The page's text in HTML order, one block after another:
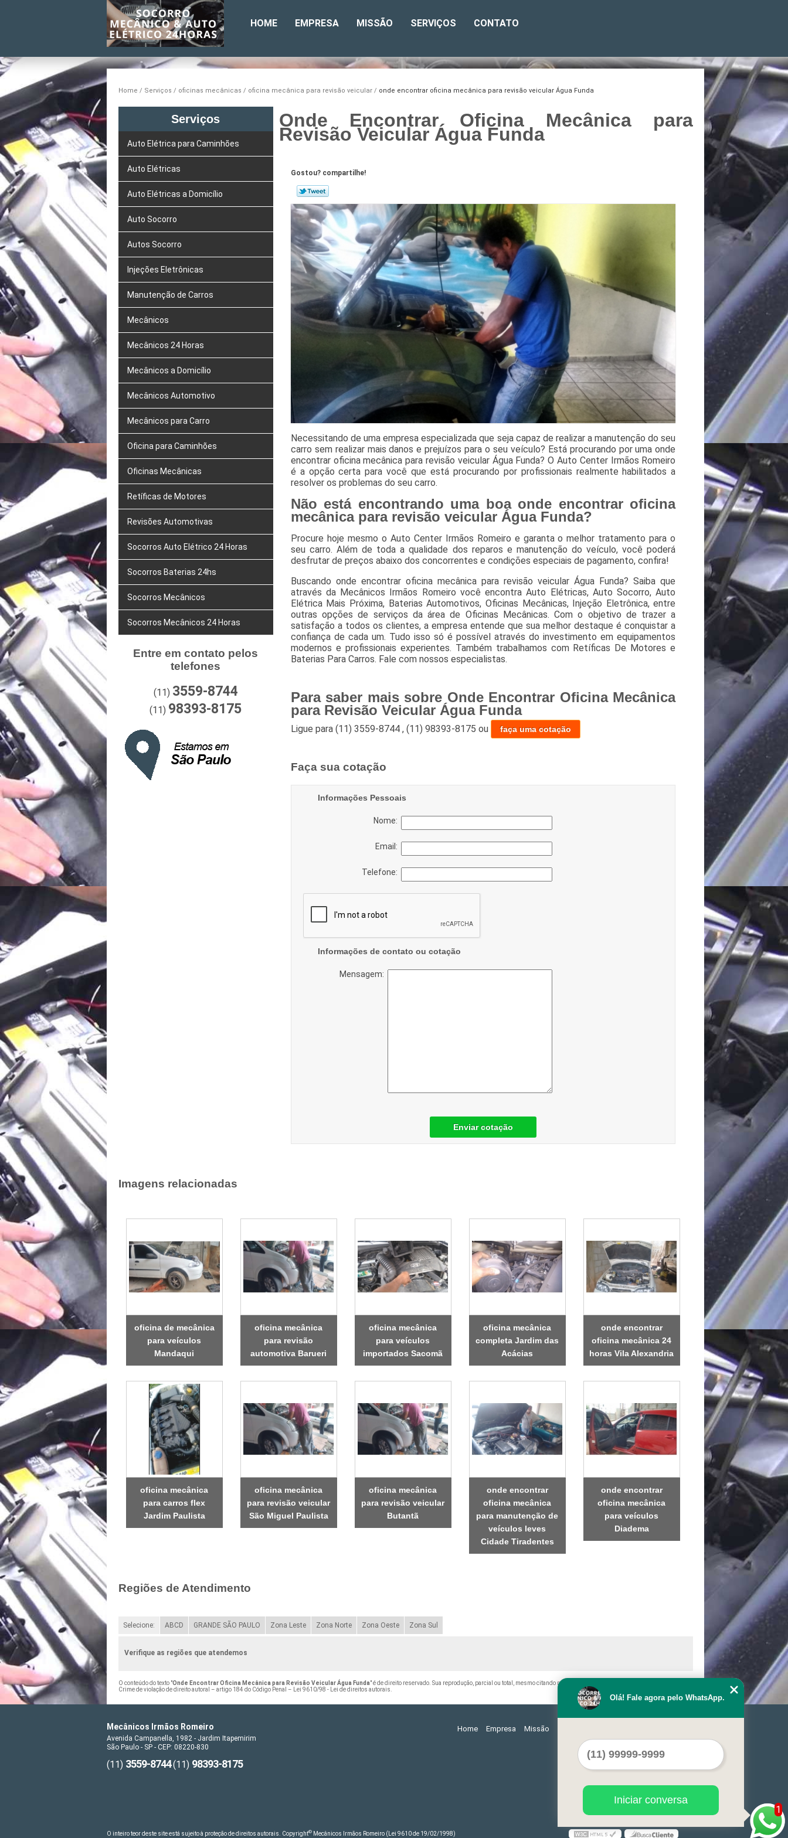
HOME EMPRESA MISSÃO SERVIÇOS CONTATO
Home Serviços oficinas mecânicas oficina mecânica para revisão veicular onde encontrar oficina mecânica para revisão veicular Água Funda
Serviços
Auto Elétrica para Caminhões
Auto Elétricas
Auto Elétricas a Domicílio
Auto Socorro
Autos Socorro
Injeções Eletrônicas
Manutenção de Carros
Mecânicos
Mecânicos 24 Horas
Mecânicos a Domicílio
Mecânicos Automotivo
Mecânicos para Carro
Oficina para Caminhões
Oficinas Mecânicas
Retíficas de Motores
Revisões Automotivas
Socorros Auto Elétrico 24 Horas
Socorros Baterias 24hs
Socorros Mecânicos
Socorros Mecânicos 24 Horas
Entre em contato pelos
telefones
(11) 3559-8744
(11) 98393-8175
Onde Encontrar Oficina Mecânica para
Revisão Veicular Água Funda
Gostou? compartilhe!
Necessitando de uma empresa especializada que seja capaz de realizar a manutenção do seu
carro sem realizar mais danos e prejuízos para o seu veículo? Está procurando por uma onde
encontrar oficina mecânica para revisão veicular Água Funda? O Auto Center Irmãos Romeiro
é a opção certa para você que está procurando por profissionais realmente habilitados a
resolver os problemas do seu carro.
Não está encontrando uma boa onde encontrar oficina
mecânica para revisão veicular Água Funda?
Procure hoje mesmo o Auto Center Irmãos Romeiro e garanta o melhor tratamento para o
seu carro. Além de toda a qualidade dos reparos e manutenção do veículo, você poderá
desfrutar de preços abaixo dos concorrentes e condições especiais de pagamento, confira!
Buscando onde encontrar oficina mecânica para revisão veicular Água Funda? Saiba que
através da Mecânicos Irmãos Romeiro você encontra Auto Elétricas, Auto Socorro, Auto
Elétrica Mais Próxima, Baterias Automotivos, Oficinas Mecânicas, Injeção Eletrônica, entre
outras opções de serviços da área de Oficinas Mecânicas. Com o objetivo de trazer a
satisfação a todos os clientes, a empresa entende que sua melhor destaque é conquistar a
confiança de cada um. Tudo isso só é possível através do investimento em equipamentos
modernos e profissionais experientes. Também trabalhamos com Retíficas De Motores e
Baterias Para Carros. Fale com nossos especialistas.
Para saber mais sobre Onde Encontrar Oficina Mecânica
para Revisão Veicular Água Funda
Ligue para (11) 3559-8744 , (11) 98393-8175 ou faça uma cotação
Faça sua cotação
Informações Pessoais
Nome:
Email:
Telefone:
Informações de contato ou cotação
Mensagem:
Enviar cotação
Imagens relacionadas
oficina de mecânica
para veículos
Mandaqui
oficina mecânica
para revisão
automotiva Barueri
oficina mecânica
para veículos
importados Sacomã
oficina mecânica
completa Jardim das
Acácias
onde encontrar
oficina mecânica 24
horas Vila Alexandria
oficina mecânica
para carros flex
Jardim Paulista
oficina mecânica
para revisão veicular
São Miguel Paulista
oficina mecânica
para revisão veicular
Butantã
onde encontrar
oficina mecânica
para manutenção de
veículos leves
Cidade Tiradentes
onde encontrar
oficina mecânica
para veículos
Diadema
Regiões de Atendimento
Selecione: ABCD GRANDE SÃO PAULO Zona Leste Zona Norte Zona Oeste Zona Sul
Verifique as regiões que atendemos
O conteúdo do texto "Onde Encontrar Oficina Mecânica para Revisão Veicular Água Funda" é de direito reservado. Sua reprodução, parcial ou total, mesmo citando nossos links, é proibida sem a autorização do autor.
Crime de violação de direito autoral – artigo 184 do Código Penal – Lei 9610/98 - Lei de direitos autorais.
Mecânicos Irmãos Romeiro
Avenida Campanella, 1982 - Jardim Itapemirim
São Paulo - SP - CEP: 08220-830
(11) 3559-8744(11) 98393-8175
Home Empresa Missão
O inteiro teor deste site está sujeito à proteção de direitos autorais. Copyright© Mecânicos Irmãos Romeiro (Lei 9610 de 19/02/1998)
1
Olá! Fale agora pelo WhatsApp.
Iniciar conversa